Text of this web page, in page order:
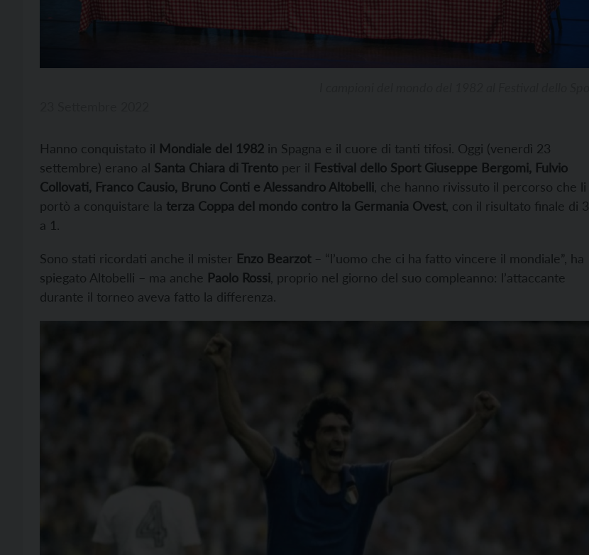
Hanno conquistato il Mondiale del 1982 in Spagna e il cuore di tanti tifosi. Oggi (venerdì 23
settembre) erano al Santa Chiara di Trento per il Festival dello Sport Giuseppe Bergomi, Fulvio
Collovati, Franco Causio, Bruno Conti e Alessandro Altobelli , che hanno rivissuto il percorso che li
portò a conquistare la terza Coppa del mondo contro la Germania Ovest, con il risultato finale di 3
a 1.
Sono stati ricordati anche il mister Enzo Bearzot– “l’uomo che ci ha fatto vincere il mondiale”, ha
spiegato Altobelli – ma anche Paolo Rossi , proprio nel giorno del suo compleanno: l’attaccante
durante il torneo aveva fatto la differenza.